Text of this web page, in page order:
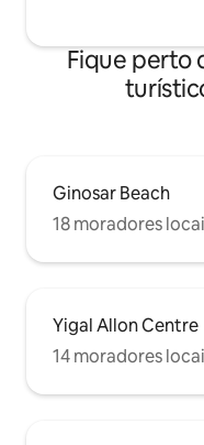
Fique perto
Ginosar Beach
18 moradores
Yigal Allon Centre
14 moradores